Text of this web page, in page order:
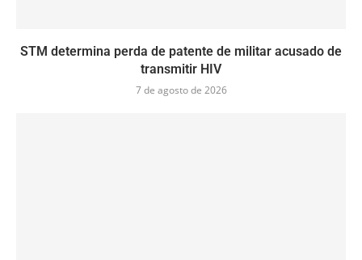
STM determina perda de patente de militar acusado de
transmitir HIV
7 de agosto de 2026